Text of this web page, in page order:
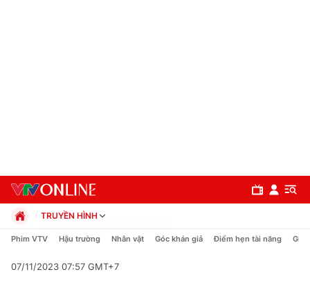
TRUYỀN HÌNH
Chính trị
Pháp luật
Phim VTV Hậu trường Nhân vật Góc khán giả Điểm hẹn tài năng Giải
07/11/2023 07:57 GMT+7